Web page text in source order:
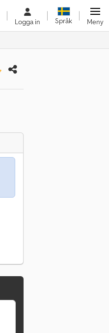
Logga in Språk Meny